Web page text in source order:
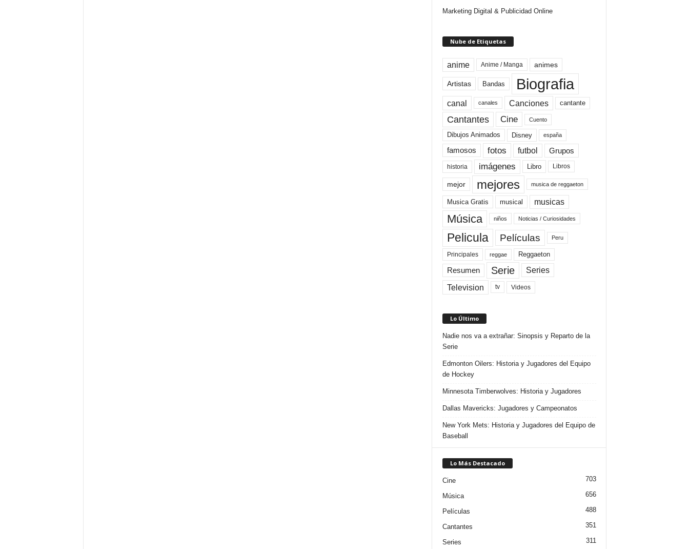
Marketing Digital & Publicidad Online
Nube de Etiquetas
anime Anime / Manga animes
Artistas Bandas Biografia
canal canales Canciones cantante
Cantantes Cine Cuento
Dibujos Animados Disney españa
famosos fotos futbol Grupos
historia imágenes Libro Libros
mejor mejores musica de reggaeton
Musica Gratis musical musicas
Música niños Noticias / Curiosidades
Pelicula Películas Peru
Principales reggae Reggaeton
Resumen Serie Series
Television tv Videos
Lo Último
Nadie nos va a extrañar: Sinopsis y Reparto de la
Serie
Edmonton Oilers: Historia y Jugadores del Equipo
de Hockey
Minnesota Timberwolves: Historia y Jugadores
Dallas Mavericks: Jugadores y Campeonatos
New York Mets: Historia y Jugadores del Equipo de
Baseball
Lo Más Destacado
Cine 703
Música 656
Películas 488
Cantantes 351
Series 311